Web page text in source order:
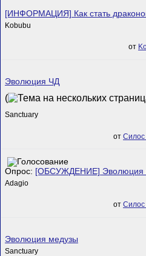
[ИНФОРМАЦИЯ] Как стать
Kobubu
от
Эволюция ЧД
(
Sanctuary
от
Опрос: [ОБСУЖДЕНИЕ] Эволюция
Adagio
от
Эволюция медузы
Sanctuary